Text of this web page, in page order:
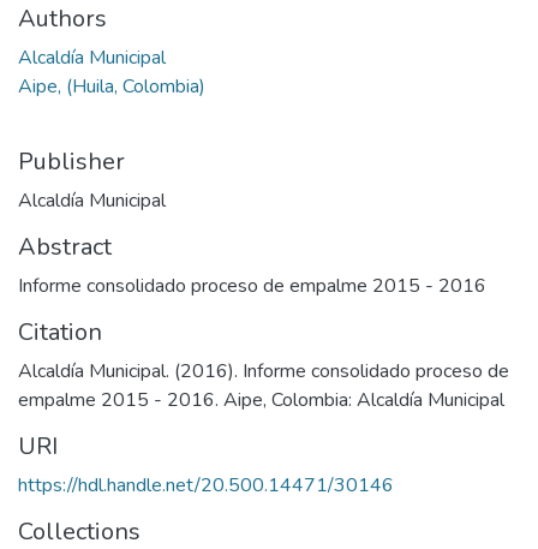
Authors
Alcaldía Municipal
Aipe, (Huila, Colombia)
Publisher
Alcaldía Municipal
Abstract
Informe consolidado proceso de empalme 2015 - 2016
Citation
Alcaldía Municipal. (2016). Informe consolidado proceso de
empalme 2015 - 2016. Aipe, Colombia: Alcaldía Municipal
URI
https://hdl.handle.net/20.500.14471/30146
Collections